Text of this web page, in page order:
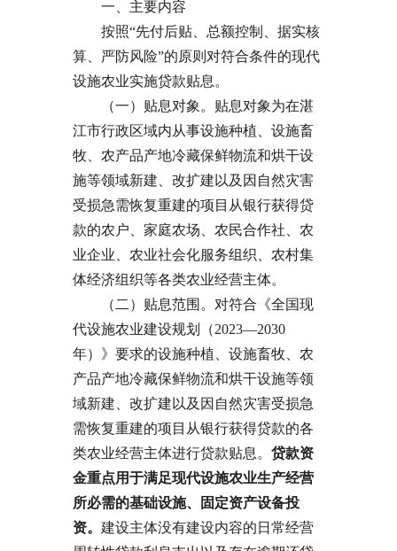
一、主要内容
按照“先付后贴、总额控制、据实核
算、严防风险”的原则对符合条件的现代
设施农业实施贷款贴息。
（一）贴息对象。贴息对象为在湛
江市行政区域内从事设施种植、设施畜
牧、农产品产地冷藏保鲜物流和烘干设
施等领域新建、改扩建以及因自然灾害
受损急需恢复重建的项目从银行获得贷
款的农户、家庭农场、农民合作社、农
业企业、农业社会化服务组织、农村集
体经济组织等各类农业经营主体。
（二）贴息范围。对符合《全国现
代设施农业建设规划（2023—2030
年）》要求的设施种植、设施畜牧、农
产品产地冷藏保鲜物流和烘干设施等领
域新建、改扩建以及因自然灾害受损急
需恢复重建的项目从银行获得贷款的各
类农业经营主体进行贷款贴息。贷款资
金重点用于满足现代设施农业生产经营
所必需的基础设施、固定资产设备投
资。建设主体没有建设内容的日常经营